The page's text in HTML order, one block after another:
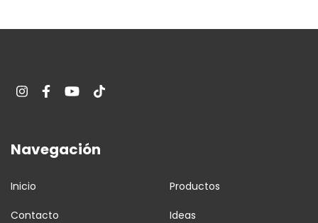
Navegación
Inicio Productos
Contacto Ideas